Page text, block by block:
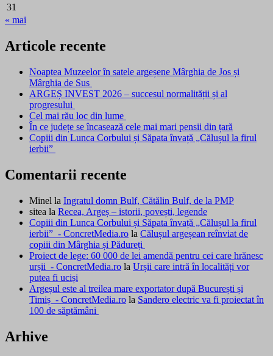
31
« mai
Articole recente
Noaptea Muzeelor în satele argeșene Mârghia de Jos și
Mârghia de Sus
ARGEȘ INVEST 2026 – succesul normalității și al
progresului
Cel mai rău loc din lume
În ce județe se încasează cele mai mari pensii din țară
Copiii din Lunca Corbului și Săpata învață „Călușul la firul
ierbii”
Comentarii recente
Minel la Ingratul domn Bulf, Cătălin Bulf, de la PMP
sitea la Recea, Argeș – istorii, povești, legende
Copiii din Lunca Corbului și Săpata învață „Călușul la firul
ierbii” - ConcretMedia.ro la Călușul argeșean reînviat de
copiii din Mârghia și Pădureți
Proiect de lege: 60 000 de lei amendă pentru cei care hrănesc
urșii - ConcretMedia.ro la Urșii care intră în localități vor
putea fi uciși
Argeșul este al treilea mare exportator după București și
Timiș - ConcretMedia.ro la Sandero electric va fi proiectat în
100 de săptămâni
Arhive